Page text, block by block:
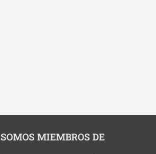
SOMOS MIEMBROS DE